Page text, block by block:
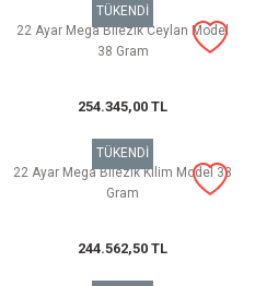
TÜKENDİ
22 Ayar Mega Bilezik Ceylan Model
38 Gram
254.345,00 TL
TÜKENDİ
22 Ayar Mega Bilezik Kilim Model 38
Gram
244.562,50 TL